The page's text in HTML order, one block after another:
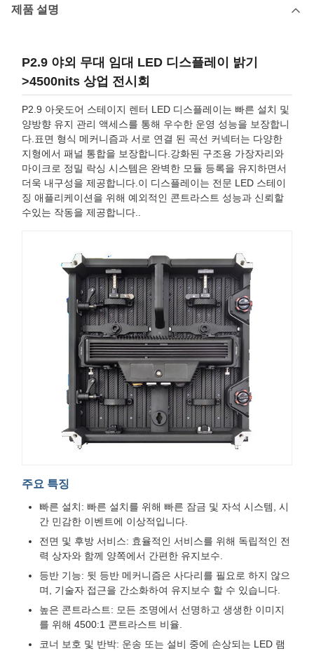
제품 설명
P2.9 야외 무대 임대 LED 디스플레이 밝기
>4500nits 상업 전시회
P2.9 아웃도어 스테이지 렌터 LED 디스플레이는 빠른 설치 및
양방향 유지 관리 액세스를 통해 우수한 운영 성능을 보장합니
다.표면 형식 메커니즘과 서로 연결 된 곡선 커넥터는 다양한
지형에서 패널 통합을 보장합니다.강화된 구조용 가장자리와
마이크로 정밀 락싱 시스템은 완벽한 모듈 등록을 유지하면서
더욱 내구성을 제공합니다.이 디스플레이는 전문 LED 스테이
징 애플리케이션을 위해 예외적인 콘트라스트 성능과 신뢰할
수있는 작동을 제공합니다..
주요 특징
빠른 설치: 빠른 설치를 위해 빠른 잠금 및 자석 시스템, 시
간 민감한 이벤트에 이상적입니다.
전면 및 후방 서비스: 효율적인 서비스를 위해 독립적인 전
력 상자와 함께 양쪽에서 간편한 유지보수.
등반 기능: 뒷 등반 메커니즘은 사다리를 필요로 하지 않으
며, 기술자 접근을 간소화하여 유지보수 할 수 있습니다.
높은 콘트라스트: 모든 조명에서 선명하고 생생한 이미지
를 위해 4500:1 콘트라스트 비율.
코너 보호 및 반박: 운송 또는 설비 중에 손상되는 LED 램